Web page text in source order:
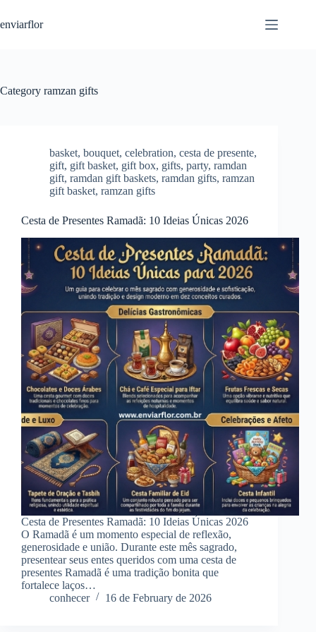
k
c
enviarflor
Category ramzan gifts
basket, bouquet, celebration, cesta de presente,
gift, gift basket, gift box, gifts, party, ramdan
gift, ramdan gift baskets, ramdan gifts, ramzan
gift basket, ramzan gifts
Cesta de Presentes Ramadã: 10 Ideias Únicas 2026
Cesta de Presentes Ramadã: 10 Ideias Únicas 2026
O Ramadã é um momento especial de reflexão,
generosidade e união. Durante este mês sagrado,
presentear seus entes queridos com uma cesta de
presentes Ramadã é uma tradição bonita que
fortalece laços…
conhecer
16 de February de 2026